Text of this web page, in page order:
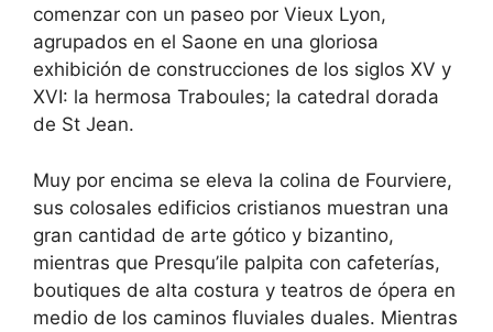
comenzar con un paseo por Vieux Lyon,
agrupados en el Saone en una gloriosa
exhibición de construcciones de los siglos XV y
XVI: la hermosa Traboules; la catedral dorada
de St Jean.
Muy por encima se eleva la colina de Fourviere,
sus colosales edificios cristianos muestran una
gran cantidad de arte gótico y bizantino,
mientras que Presqu’ile palpita con cafeterías,
boutiques de alta costura y teatros de ópera en
medio de los caminos fluviales duales. Mientras